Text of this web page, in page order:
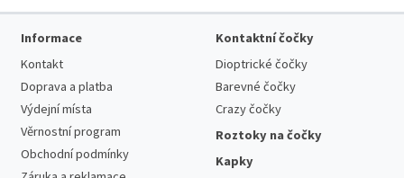
Informace
Kontakt
Doprava a platba
Výdejní místa
Věrnostní program
Obchodní podmínky
Kontaktní čočky
Dioptrické čočky
Barevné čočky
Crazy čočky
Roztoky na čočky
Kapky